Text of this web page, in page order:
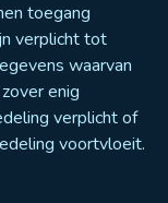
toegang
verplicht tot
waarvan
enig
verplicht of
voortvloeit.